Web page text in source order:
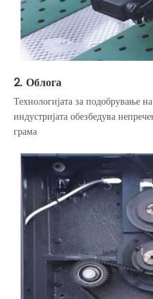
2. Облога
Технологијата за подобрување
индустријата обезбедува
грама